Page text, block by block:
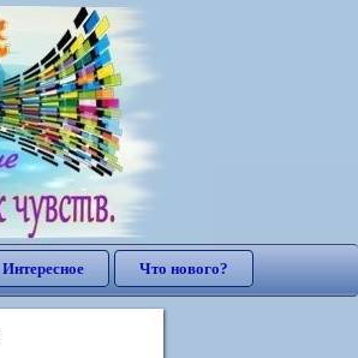
Интересное Что нового?